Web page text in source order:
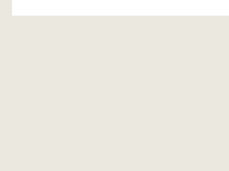
で双方向クイックシ…